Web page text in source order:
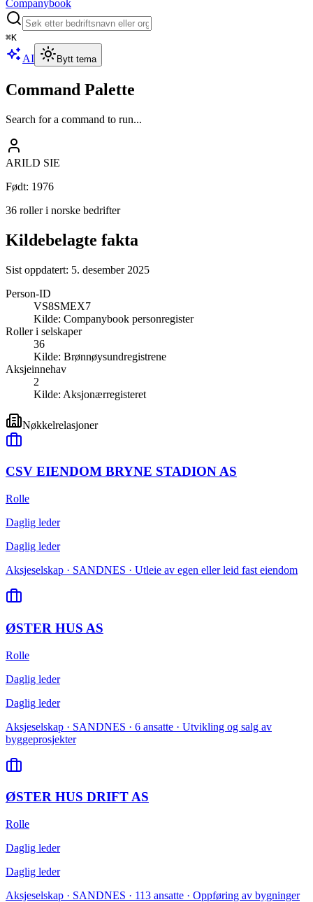
Companybook
⌘K
AI Bytt tema
Command Palette
Search for a command to run...
ARILD SIE
Født: 1976
36 roller i norske bedrifter
Kildebelagte fakta
Sist oppdatert: 5. desember 2025
Person-ID
VS8SMEX7
Kilde: Companybook personregister
Roller i selskaper
36
Kilde: Brønnøysundregistrene
Aksjeinnehav
2
Kilde: Aksjonærregisteret
Nøkkelrelasjoner
CSV EIENDOM BRYNE STADION AS
Rolle
Daglig leder
Daglig leder
Aksjeselskap · SANDNES · Utleie av egen eller leid fast eiendom
ØSTER HUS AS
Rolle
Daglig leder
Daglig leder
Aksjeselskap · SANDNES · 6 ansatte · Utvikling og salg av
byggeprosjekter
ØSTER HUS DRIFT AS
Rolle
Daglig leder
Daglig leder
Aksjeselskap · SANDNES · 113 ansatte · Oppføring av bygninger